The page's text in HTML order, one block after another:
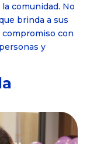
comunidad. No
brinda a sus
con
y